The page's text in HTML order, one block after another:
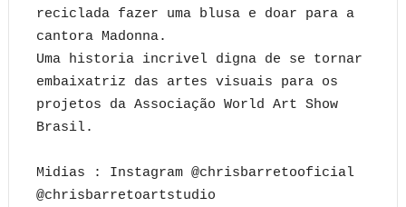
reciclada fazer uma blusa e doar para a
cantora Madonna.
Uma historia incrivel digna de se tornar
embaixatriz das artes visuais para os
projetos da Associação World Art Show
Brasil.
Midias : Instagram @chrisbarretooficial
@chrisbarretoartstudio